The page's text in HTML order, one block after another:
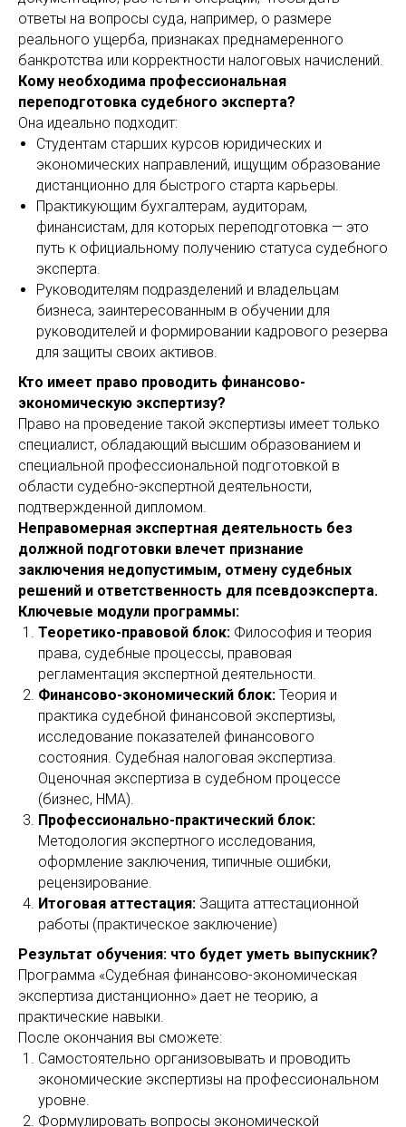
ответы на вопросы суда, например, о размере
реального ущерба, признаках преднамеренного
банкротства или корректности налоговых начислений.
Кому необходима профессиональная
переподготовка судебного эксперта?
Она идеально подходит:
Студентам старших курсов юридических и
экономических направлений, ищущим образование
дистанционно для быстрого старта карьеры.
Практикующим бухгалтерам, аудиторам,
финансистам, для которых переподготовка — это
путь к официальному получению статуса судебного
эксперта.
Руководителям подразделений и владельцам
бизнеса, заинтересованным в обучении для
руководителей и формировании кадрового резерва
для защиты своих активов.
Кто имеет право проводить финансово-
экономическую экспертизу?
Право на проведение такой экспертизы имеет только
специалист, обладающий высшим образованием и
специальной профессиональной подготовкой в
области судебно-экспертной деятельности,
подтвержденной дипломом.
Неправомерная экспертная деятельность без
должной подготовки влечет признание
заключения недопустимым, отмену судебных
решений и ответственность для псевдоэксперта.
Ключевые модули программы:
Теоретико-правовой блок: Философия и теория
права, судебные процессы, правовая
регламентация экспертной деятельности.
Финансово-экономический блок: Теория и
практика судебной финансовой экспертизы,
исследование показателей финансового
состояния. Судебная налоговая экспертиза.
Оценочная экспертиза в судебном процессе
(бизнес, НМА).
Профессионально-практический блок:
Методология экспертного исследования,
оформление заключения, типичные ошибки,
рецензирование.
Итоговая аттестация: Защита аттестационной
работы (практическое заключение)
Результат обучения: что будет уметь выпускник?
Программа «Судебная финансово-экономическая
экспертиза дистанционно» дает не теорию, а
практические навыки.
После окончания вы сможете:
Самостоятельно организовывать и проводить
экономические экспертизы на профессиональном
уровне.
Формулировать вопросы экономической